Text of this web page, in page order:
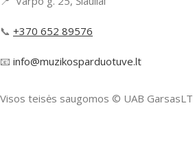
📞 +370 652 89576
📧 info@muzikosparduotuve.lt
Visos teisės saugomos ©️ UAB GarsasLT